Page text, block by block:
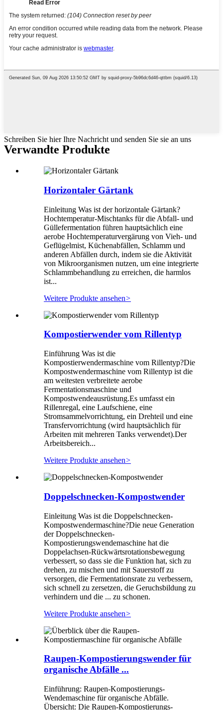
Schreiben Sie hier Ihre Nachricht und senden Sie sie an uns
Verwandte Produkte
Horizontaler Gärtank
Einleitung Was ist der horizontale Gärtank?
Hochtemperatur-Mischtanks für die Abfall- und
Güllefermentation führen hauptsächlich eine
aerobe Hochtemperaturvergärung von Vieh- und
Geflügelmist, Küchenabfällen, Schlamm und
anderen Abfällen durch, indem sie die Aktivität
von Mikroorganismen nutzen, um eine integrierte
Schlammbehandlung zu erreichen, die harmlos
ist...
Weitere Produkte ansehen>
Kompostierwender vom Rillentyp
Einführung Was ist die
Kompostierwendermaschine vom Rillentyp?Die
Kompostwendermaschine vom Rillentyp ist die
am weitesten verbreitete aerobe
Fermentationsmaschine und
Kompostwendeausrüstung.Es umfasst ein
Rillenregal, eine Laufschiene, eine
Stromsammelvorrichtung, ein Drehteil und eine
Transfervorrichtung (wird hauptsächlich für
Arbeiten mit mehreren Tanks verwendet).Der
Arbeitsbereich...
Weitere Produkte ansehen>
Doppelschnecken-Kompostwender
Einleitung Was ist die Doppelschnecken-
Kompostwendermaschine?Die neue Generation
der Doppelschnecken-
Kompostierungswendemaschine hat die
Doppelachsen-Rückwärtsrotationsbewegung
verbessert, so dass sie die Funktion hat, sich zu
drehen, zu mischen und mit Sauerstoff zu
versorgen, die Fermentationsrate zu verbessern,
sich schnell zu zersetzen, die Geruchsbildung zu
verhindern und die ... zu schonen.
Weitere Produkte ansehen>
Raupen-Kompostierungswender für
organische Abfälle ...
Einführung: Raupen-Kompostierungs-
Wendemaschine für organische Abfälle.
Übersicht: Die Raupen-Kompostierungs-